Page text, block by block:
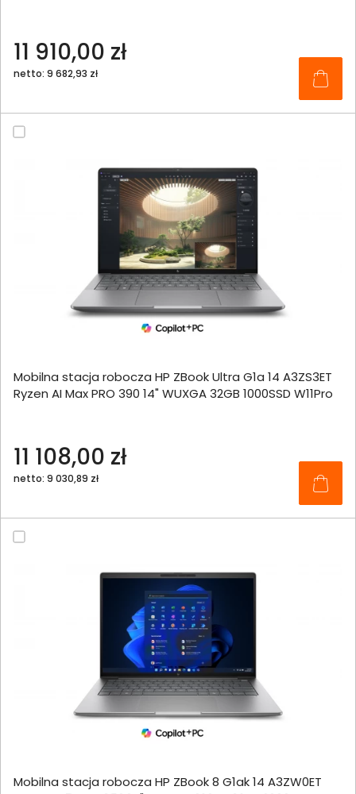
11 910,00 zł
netto: 9 682,93 zł
Mobilna stacja robocza HP ZBook Ultra G1a 14 A3ZS3ET
Ryzen AI Max PRO 390 14" WUXGA 32GB 1000SSD W11Pro
11 108,00 zł
netto: 9 030,89 zł
Mobilna stacja robocza HP ZBook 8 G1ak 14 A3ZW0ET